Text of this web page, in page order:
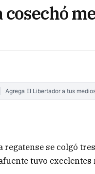
Agrega El Libertador a tus
regatense se colgó
tuvo excelentes